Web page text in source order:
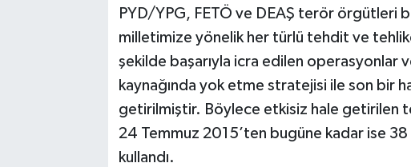
PYD/YPG, FETÖ ve DEAŞ terör örgütleri
milletimize yönelik her türlü tehdit ve
şekilde başarıyla icra edilen operasyonlar
kaynağında yok etme stratejisi ile son bir
getirilmiştir. Böylece etkisiz hale getirilen
24 Temmuz 2015’ten bugüne kadar ise 38
kullandı.